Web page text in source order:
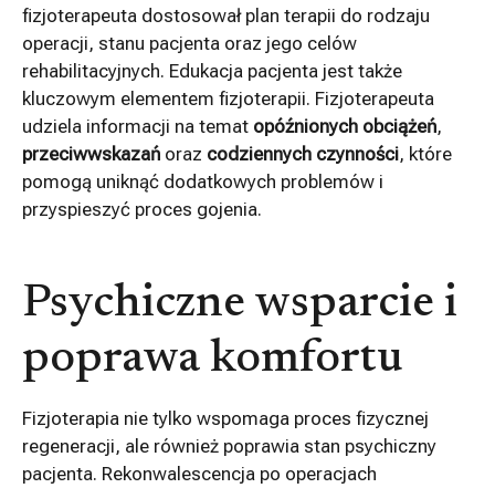
fizjoterapeuta dostosował plan terapii do rodzaju
operacji, stanu pacjenta oraz jego celów
rehabilitacyjnych. Edukacja pacjenta jest także
kluczowym elementem fizjoterapii. Fizjoterapeuta
udziela informacji na temat opóźnionych obciążeń,
przeciwwskazań oraz codziennych czynności, które
pomogą uniknąć dodatkowych problemów i
przyspieszyć proces gojenia.
Psychiczne wsparcie i
poprawa komfortu
Fizjoterapia nie tylko wspomaga proces fizycznej
regeneracji, ale również poprawia stan psychiczny
pacjenta. Rekonwalescencja po operacjach